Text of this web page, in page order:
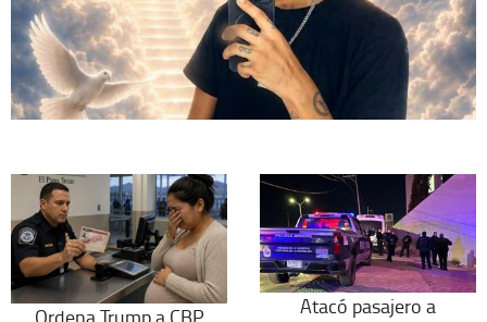
Atacó pasajero a